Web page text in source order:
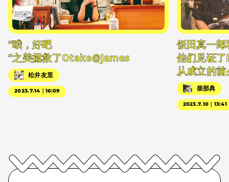
“哦，好吧
“之美拯救了Otake@James
松井友里
2023.7.14｜16:09
饭田真一
他们见证
从成立的
柴那典
2023.7.10｜13:41